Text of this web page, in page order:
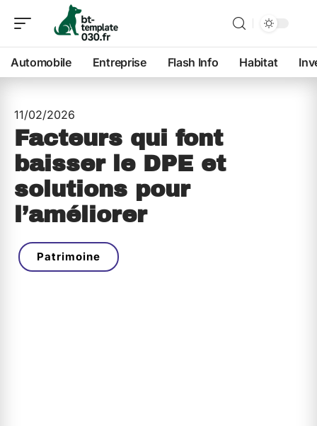
Automobile Entreprise Flash Info Habitat
11/02/2026
Facteurs qui font
baisser le DPE et
solutions pour
l’améliorer
Patrimoine